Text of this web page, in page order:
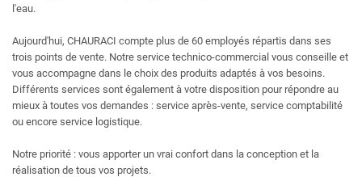
l'eau.
Aujourd'hui, CHAURACI compte plus de 60 employés répartis dans ses
trois points de vente. Notre service technico-commercial vous conseille et
vous accompagne dans le choix des produits adaptés à vos besoins.
Différents services sont également à votre disposition pour répondre au
mieux à toutes vos demandes : service après-vente, service comptabilité
ou encore service logistique.
Notre priorité : vous apporter un vrai confort dans la conception et la
réalisation de tous vos projets.